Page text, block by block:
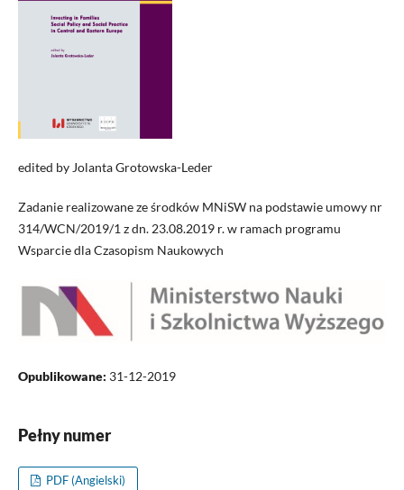
edited by Jolanta Grotowska-Leder
Zadanie realizowane ze środków MNiSW na podstawie umowy nr
314/WCN/2019/1 z dn. 23.08.2019 r. w ramach programu
Wsparcie dla Czasopism Naukowych
Opublikowane: 31-12-2019
Pełny numer
PDF (Angielski)